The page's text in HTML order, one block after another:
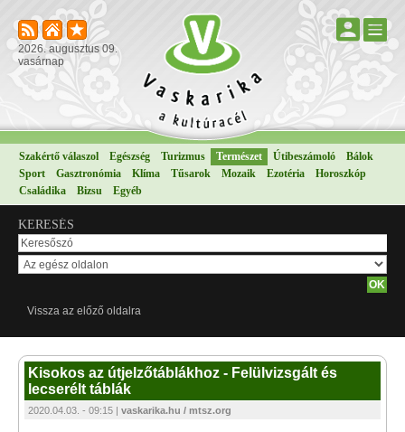
2026. augusztus 09.
vasárnap
Szakértő válaszol Egészség Turizmus Természet Útibeszámoló
Bálok
Sport
Gasztronómia Klíma Tűsarok Mozaik Ezotéria
Horoszkóp
Családika
Bizsu Egyéb
KERESÉS
Vissza az előző oldalra
Kisokos az útjelzőtáblákhoz - Felülvizsgált és
lecserélt táblák
2020.04.03. - 09:15 | vaskarika.hu / mtsz.org